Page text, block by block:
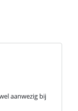
aanwezig bij